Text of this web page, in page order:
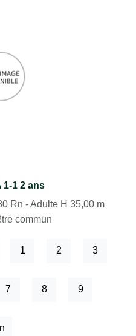
1-1 2 ans
Rn - Adulte H 35,00 m
commun
1 2 3
7 8 9